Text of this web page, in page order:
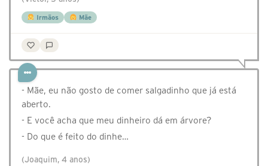
Irmãos Mãe
- Mãe, eu não gosto de comer salgadinho que já está
aberto.
- E você acha que meu dinheiro dá em árvore?
- Do que é feito do dinhe…
(Joaquim, 4 anos)